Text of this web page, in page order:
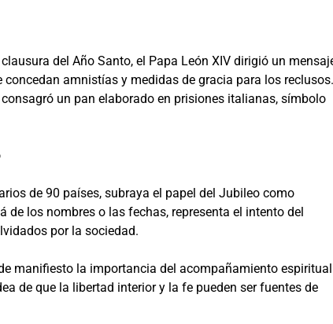
del Año Santo, el Papa León XIV dirigió un
amnistías y medidas de gracia para los reclusos.
un pan elaborado en prisiones italianas, símbolo
de 90 países, subraya el papel del Jubileo como
los nombres o las fechas, representa el intento del
por la sociedad.
manifiesto la importancia del acompañamiento espiritual
de que la libertad interior y la fe pueden ser fuentes de